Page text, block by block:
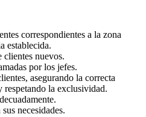
correspondientes a la zona
establecida.
clientes nuevos.
por los jefes.
asegurando la correcta
la exclusividad.
necesidades.